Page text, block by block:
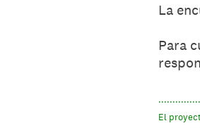
La
Para
El